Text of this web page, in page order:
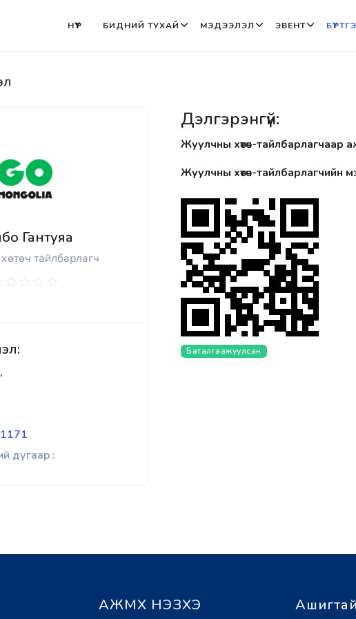
НҮҮР БИДНИЙ ТУХАЙ МЭДЭЭЛЭЛ ЭВЕНТ
Гантуяа
тайлбарлагч
дугаар :
Дэлгэрэнгүй:
Жуулчны хөтөч-тайлбарлагчаар
Жуулчны хөтөч-тайлбарлагчийн
Баталгаажуулсан
АЖМХ НЭЗХЭ